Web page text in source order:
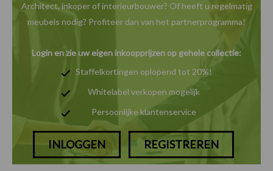
Architect, inkoper of interieurbouwer? Of heeft u regelmatig
meubels nodig? Profiteer dan van het partnerprogramma!
Login en zie uw eigen inkoopprijzen op gehele collectie:
Staffelkortingen oplopend tot 20%!
Whitelabel verkopen mogelijk
Persoonlijke klantenservice
INLOGGEN REGISTREREN